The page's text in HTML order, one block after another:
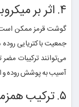
۴. اثر بر میکروبیوم روده
گوشت قرمز ممکن است
جمعیت باکتریایی
می‌توانند ترکیبات مضر
آسیب به پوشش روده
۵. ترکیب همزمان عوامل (اثر هم‌افزایشی)